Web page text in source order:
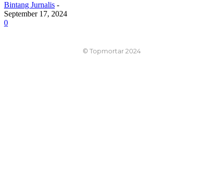
Bintang Jurnalis -
September 17, 2024
0
© Topmortar 2024